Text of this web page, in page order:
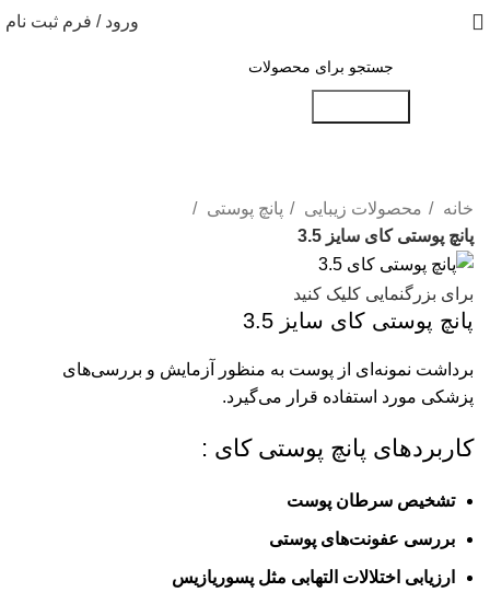
ورود / فرم ثبت نام
خانه محصولات زیبایی
پانچ پوستی
پانچ پوستی کای سایز 3.5
برای بزرگنمایی کلیک کنید
پانچ پوستی کای سایز 3.5
برداشت نمونه‌ای از پوست به منظور آزمایش و بررسی‌های
پزشکی مورد استفاده قرار می‌گیرد.
کاربردهای پانچ پوستی کای :
تشخیص سرطان پوست
بررسی عفونت‌های پوستی
ارزیابی اختلالات التهابی مثل پسوریازیس